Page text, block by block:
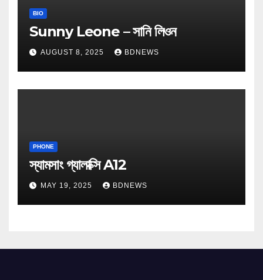
BIO
Sunny Leone – সানি লিওন
AUGUST 8, 2025 BDNEWS
PHONE
স্যামসাং গ্যালাক্সি A12
MAY 19, 2025 BDNEWS